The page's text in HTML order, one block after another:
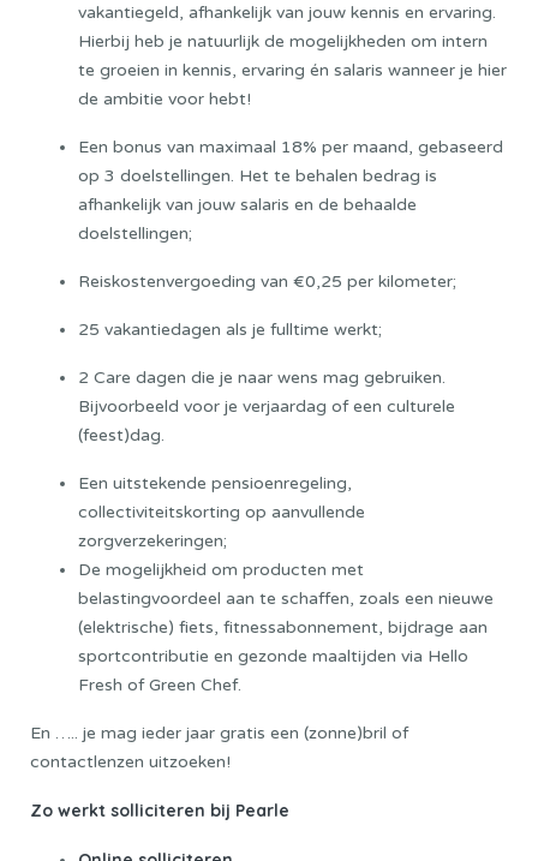
vakantiegeld, afhankelijk van jouw kennis en ervaring.
Hierbij heb je natuurlijk de mogelijkheden om intern
te groeien in kennis, ervaring én salaris wanneer je hier
de ambitie voor hebt!
Een bonus van maximaal 18% per maand, gebaseerd
op 3 doelstellingen. Het te behalen bedrag is
afhankelijk van jouw salaris en de behaalde
doelstellingen;
Reiskostenvergoeding van €0,25 per kilometer;
25 vakantiedagen als je fulltime werkt;
2 Care dagen die je naar wens mag gebruiken.
Bijvoorbeeld voor je verjaardag of een culturele
(feest)dag.
Een uitstekende pensioenregeling,
collectiviteitskorting op aanvullende
zorgverzekeringen;
De mogelijkheid om producten met
belastingvoordeel aan te schaffen, zoals een nieuwe
(elektrische) fiets, fitnessabonnement, bijdrage aan
sportcontributie en gezonde maaltijden via Hello
Fresh of Green Chef.
En ….. je mag ieder jaar gratis een (zonne)bril of
contactlenzen uitzoeken!
Zo werkt solliciteren bij Pearle